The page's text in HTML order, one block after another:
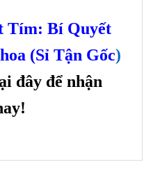
Tím: Bí Quyết
(Sỉ Tận Gốc)
đây để nhận